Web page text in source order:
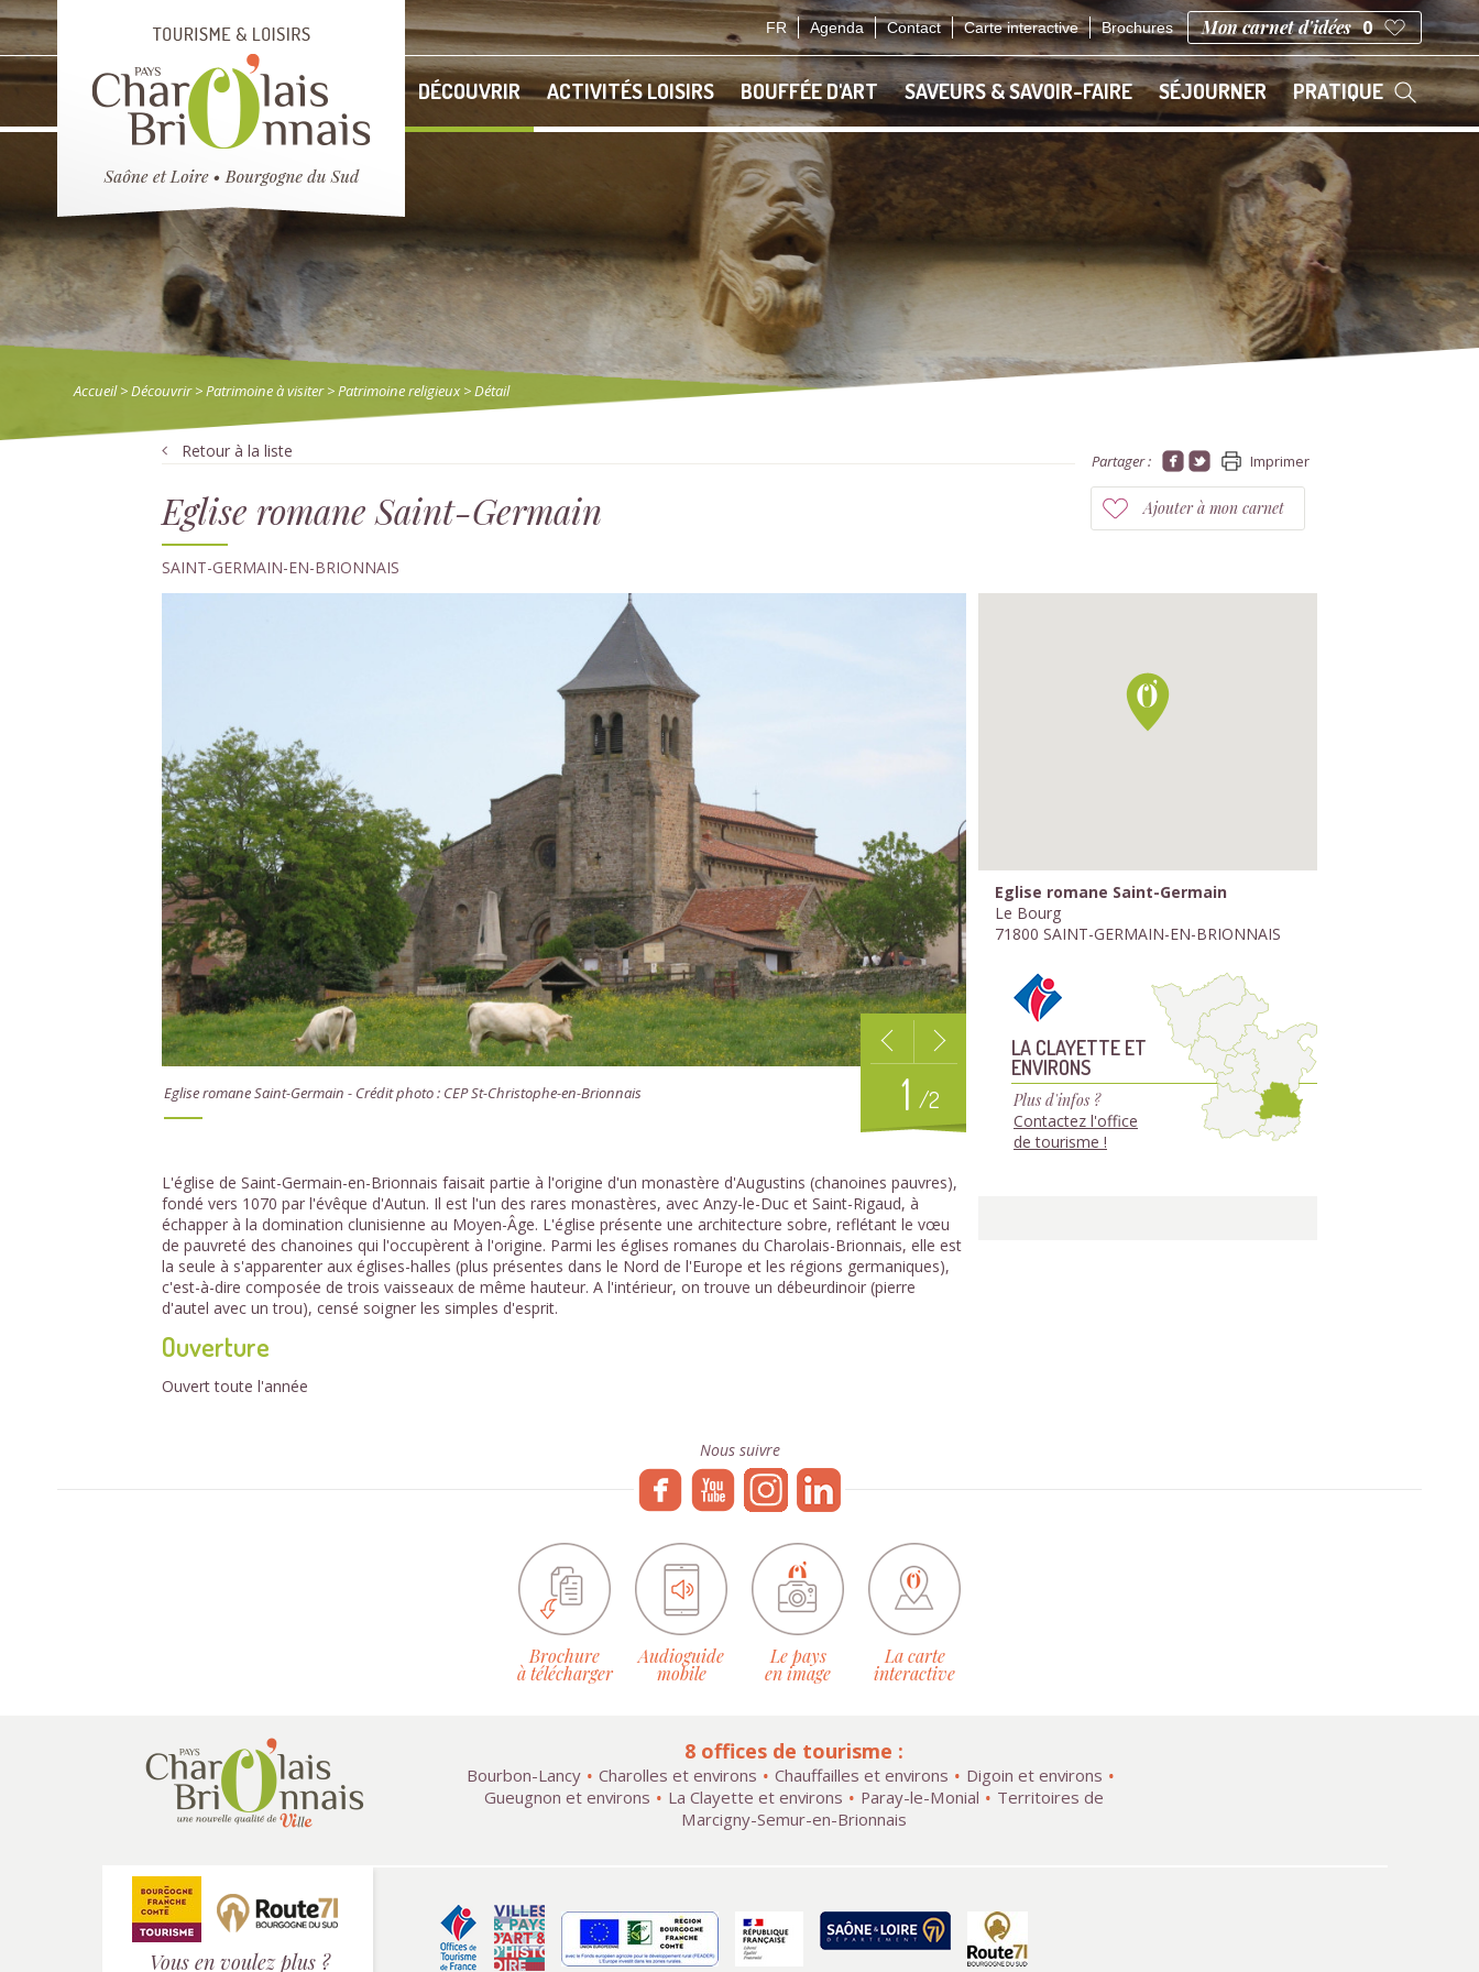
FR Agenda Contact Carte interactive Brochures Mon carnet d'idées 0
DÉCOUVRIR ACTIVITÉS LOISIRS BOUFFÉE D'ART SAVEURS & SAVOIR-FAIRE SÉJOURNER PRATIQUE
Accueil> Découvrir>Patrimoine à visiter>Patrimoine religieux> Détail
Retour à la liste Partager : Imprimer
Eglise romane Saint-Germain
SAINT-GERMAIN-EN-BRIONNAIS
Ajouter à mon carnet
Eglise romane Saint-Germain - Crédit photo : CEP St-Christophe-en-Brionnais 1 /2
L'église de Saint-Germain-en-Brionnais faisait partie à l'origine d'un monastère d'Augustins (chanoines pauvres),
fondé vers 1070 par l'évêque d'Autun. Il est l'un des rares monastères, avec Anzy-le-Duc et Saint-Rigaud, à
échapper à la domination clunisienne au Moyen-Âge. L'église présente une architecture sobre, reflétant le vœu
de pauvreté des chanoines qui l'occupèrent à l'origine. Parmi les églises romanes du Charolais-Brionnais, elle est
la seule à s'apparenter aux églises-halles (plus présentes dans le Nord de l'Europe et les régions germaniques),
c'est-à-dire composée de trois vaisseaux de même hauteur. A l'intérieur, on trouve un débeurdinoir (pierre
d'autel avec un trou), censé soigner les simples d'esprit.
Ouverture
Ouvert toute l'année
Eglise romane Saint-Germain
Le Bourg
71800 SAINT-GERMAIN-EN-BRIONNAIS
LA CLAYETTE ET
ENVIRONS
Plus d'infos ?
Contactez l'office
de tourisme !
Nous suivre
Brochure
à télécharger
Audioguide
mobile
Le pays
en image
La carte
interactive
8 offices de tourisme :
Bourbon-Lancy Charolles et environs Chauffailles et environs
Digoin et environs
Gueugnon et environs
La Clayette et environs Paray-le-Monial
Territoires de
Marcigny-Semur-en-Brionnais
Vous en voulez plus ?